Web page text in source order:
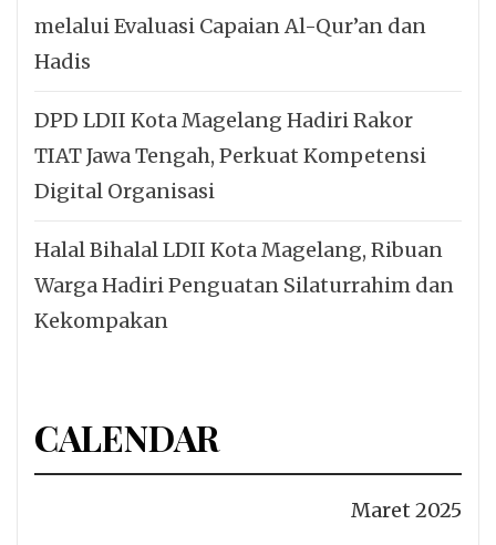
melalui Evaluasi Capaian Al-Qur’an dan
Hadis
DPD LDII Kota Magelang Hadiri Rakor
TIAT Jawa Tengah, Perkuat Kompetensi
Digital Organisasi
Halal Bihalal LDII Kota Magelang, Ribuan
Warga Hadiri Penguatan Silaturrahim dan
Kekompakan
CALENDAR
Maret 2025